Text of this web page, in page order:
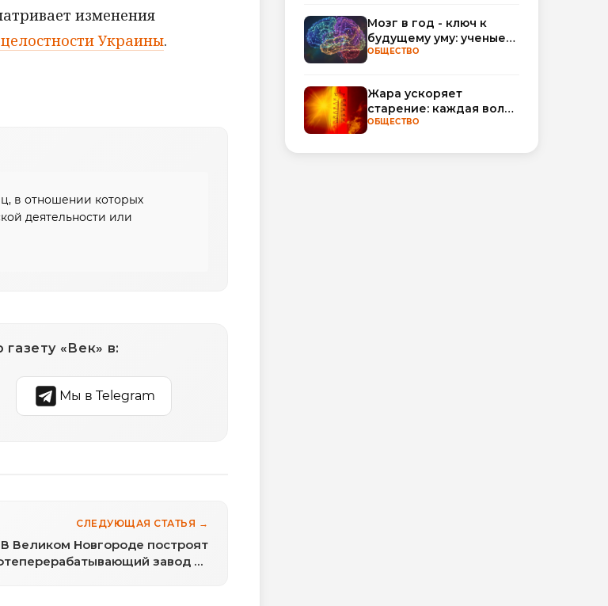
изменения
Украины.
в отношении которых
деятельности или
«Век» в:
Мы в Telegram
СЛЕДУЮЩАЯ СТАТЬЯ →
В Великом Новгороде построят
завод за
Мозг в год - ключ к
будущему уму: ученые
научились
ОБЩЕСТВО
Жара ускоряет
старение: каждая волна
тепла добавляет
биологического
ОБЩЕСТВО